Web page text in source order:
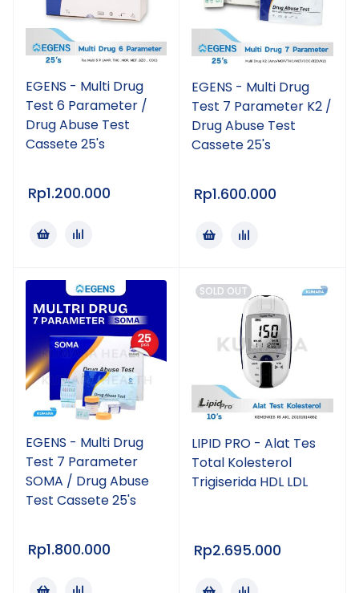
EGENS - Multi Drug
Test 6 Parameter /
Drug Abuse Test
Cassete 25's
Rp1.200.000
EGENS - Multi Drug
Test 7 Parameter K2 /
Drug Abuse Test
Cassete 25's
Rp1.600.000
EGENS - Multi Drug
Test 7 Parameter
SOMA / Drug Abuse
Test Cassete 25's
Rp1.800.000
SOLD OUT
LIPID PRO - Alat Tes
Total Kolesterol
Trigiserida HDL LDL
Rp2.695.000